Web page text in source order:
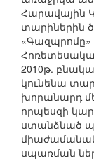
Հարավային
տարիներին
«Գազպրոմը»
2010թ.
կունենա
խորանարդ
որպեսզի
ստանձնած
սպառման